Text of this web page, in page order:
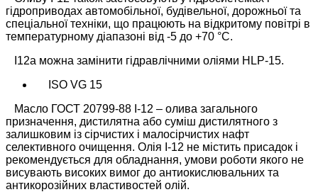
гідроприводах автомобільної, будівельної, дорожньої та
спеціальної техніки, що працюють на відкритому повітрі в
температурному діапазоні від -5 до +70 °С.
І12а можна замінити гідравлічними оліями HLP-15.
ISO VG 15
Масло ГОСТ 20799-88 І-12 – олива загального
призначення, дистилятна або суміш дистилятного з
залишковим із сірчистих і малосірчистих нафт
селективного очищення. Олія І-12 не містить присадок і
рекомендується для обладнання, умови роботи якого не
висувають високих вимог до антиокислювальних та
антикорозійних властивостей олій.